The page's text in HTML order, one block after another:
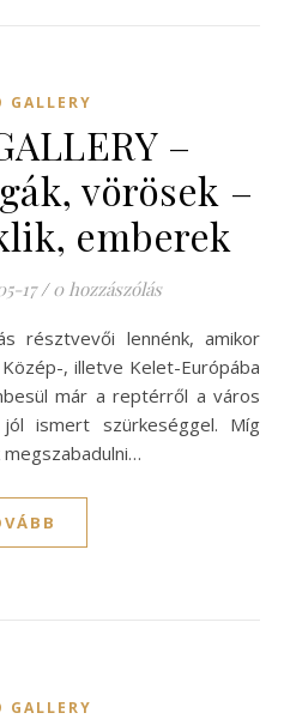
GALLERY
–
vörösek –
emberek
17 / 0 hozzászólás
, illetve Kelet-Európába
már a reptérről a város
ismert szürkeséggel. Míg
GALLERY